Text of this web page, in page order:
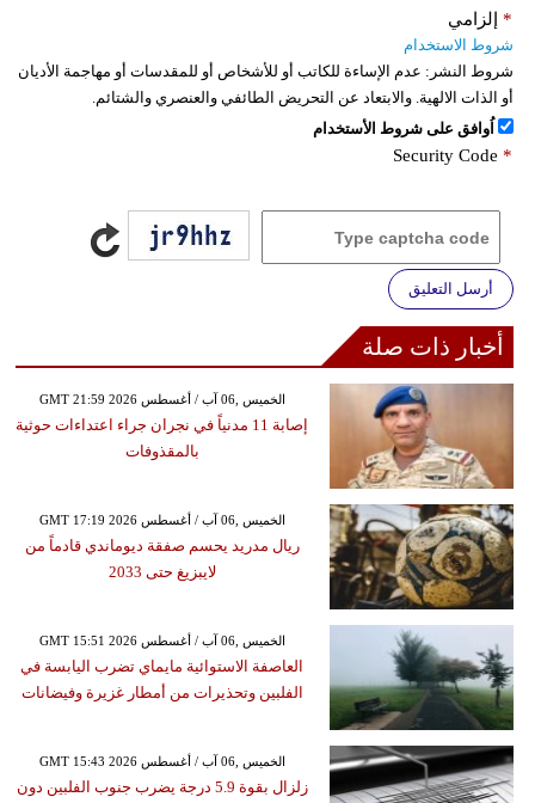
إلزامي *
شروط الاستخدام
شروط النشر: عدم الإساءة للكاتب أو للأشخاص أو للمقدسات أو مهاجمة الأديان
أو الذات الالهية. والابتعاد عن التحريض الطائفي والعنصري والشتائم.
اُوافق على شروط الأستخدام
Security Code *
أرسل التعليق
أخبار ذات صلة
GMT 21:59 2026 الخميس ,06 آب / أغسطس
إصابة 11 مدنياً في نجران جراء اعتداءات حوثية
بالمقذوفات
GMT 17:19 2026 الخميس ,06 آب / أغسطس
ريال مدريد يحسم صفقة ديوماندي قادماً من
لايبزيغ حتى 2033
GMT 15:51 2026 الخميس ,06 آب / أغسطس
العاصفة الاستوائية مايماي تضرب اليابسة في
الفلبين وتحذيرات من أمطار غزيرة وفيضانات
GMT 15:43 2026 الخميس ,06 آب / أغسطس
زلزال بقوة 5.9 درجة يضرب جنوب الفلبين دون